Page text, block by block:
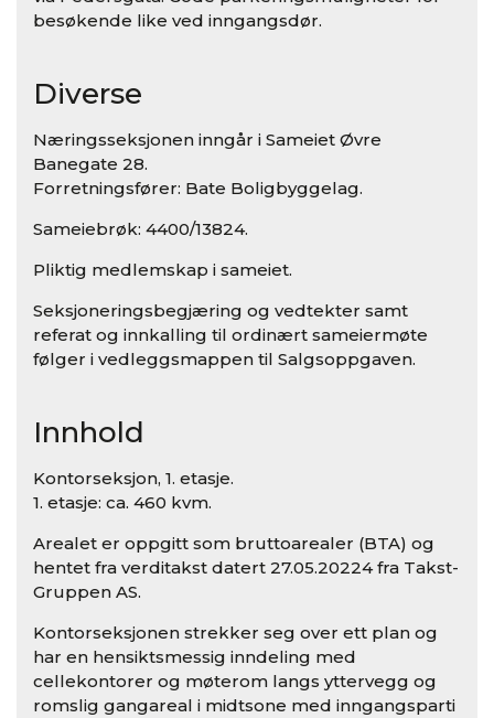
besøkende like ved inngangsdør.
Diverse
Næringsseksjonen inngår i Sameiet Øvre
Banegate 28.
Forretningsfører: Bate Boligbyggelag.
Sameiebrøk: 4400/13824.
Pliktig medlemskap i sameiet.
Seksjoneringsbegjæring og vedtekter samt
referat og innkalling til ordinært sameiermøte
følger i vedleggsmappen til Salgsoppgaven.
Innhold
Kontorseksjon, 1. etasje.
1. etasje: ca. 460 kvm.
Arealet er oppgitt som bruttoarealer (BTA) og
hentet fra verditakst datert 27.05.20224 fra Takst-
Gruppen AS.
Kontorseksjonen strekker seg over ett plan og
har en hensiktsmessig inndeling med
cellekontorer og møterom langs yttervegg og
romslig gangareal i midtsone med inngangsparti